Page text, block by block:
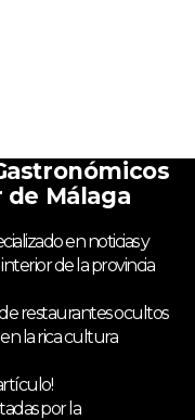
Málaga
en noticias y
de la provincia
restaurantes ocultos
la rica cultura
por la